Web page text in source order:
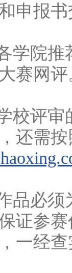
申报
学院
赛网
校评
还需
品必
证参
一经